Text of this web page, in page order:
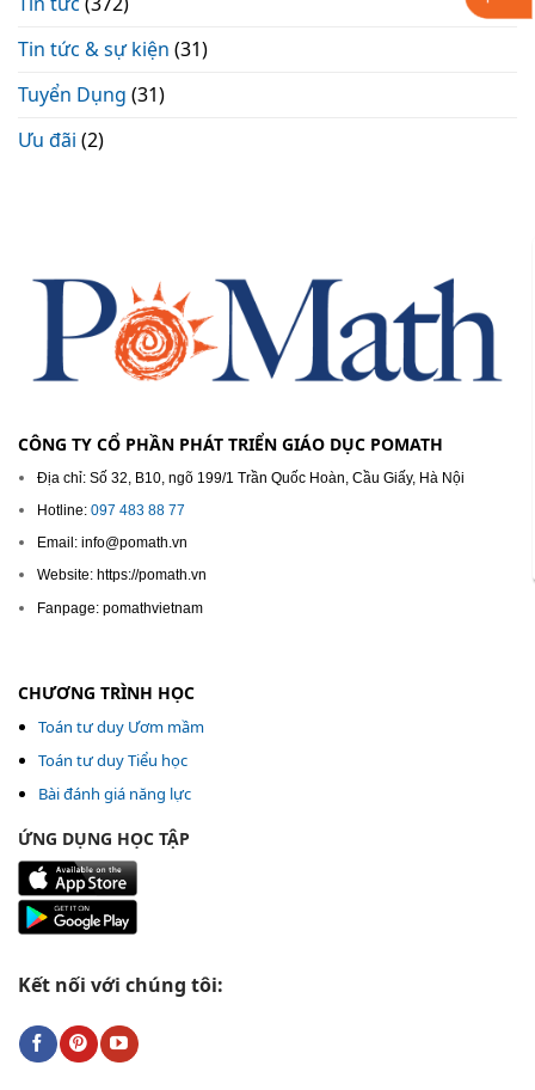
Tin tức & sự kiện (31)
Tuyển Dụng (31)
Ưu đãi (2)
CÔNG TY CỔ PHẦN PHÁT TRIỂN GIÁO DỤC POMATH
Địa chỉ: Số 32, B10, ngõ 199/1 Trần Quốc Hoàn, Cầu Giấy, Hà Nội
Hotline: 097 483 88 77
Email: info@pomath.vn
Website: https://pomath.vn
Fanpage: pomathvietnam
CHƯƠNG TRÌNH HỌC
Toán tư duy Ươm mầm
Toán tư duy Tiểu học
Bài đánh giá năng lực
ỨNG DỤNG HỌC TẬP
Kết nối với chúng tôi: